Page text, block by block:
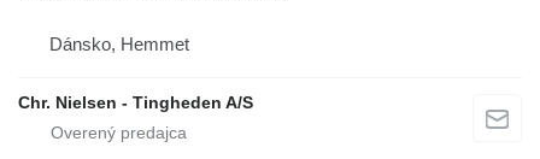
Dánsko, Hemmet
Chr. Nielsen - Tingheden A/S